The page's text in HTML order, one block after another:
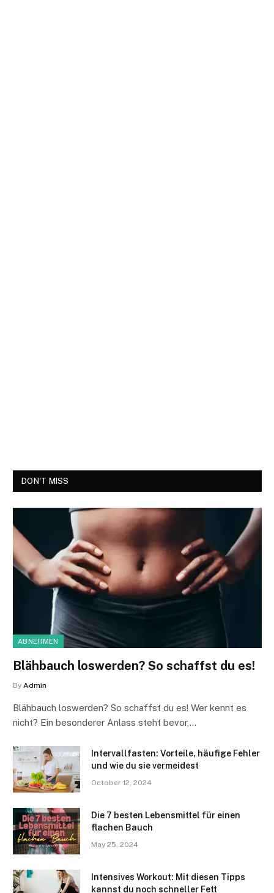
DON'T MISS
ABNEHMEN
Blähbauch loswerden? So schaffst du es!
By Admin
Blähbauch loswerden? So schaffst du es! Wer kennt es
nicht? Ein besonderer Anlass steht bevor,…
Intervallfasten: Vorteile, häufige Fehler
und wie du sie vermeidest
October 12, 2024
Die 7 besten Lebensmittel für einen
flachen Bauch
May 25, 2024
Intensives Workout: Mit diesen Tipps
kannst du noch schneller Fett